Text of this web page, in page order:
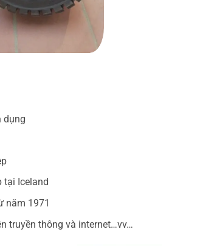
dụng
tại Iceland
năm 1971
truyền thông và internet…vv…